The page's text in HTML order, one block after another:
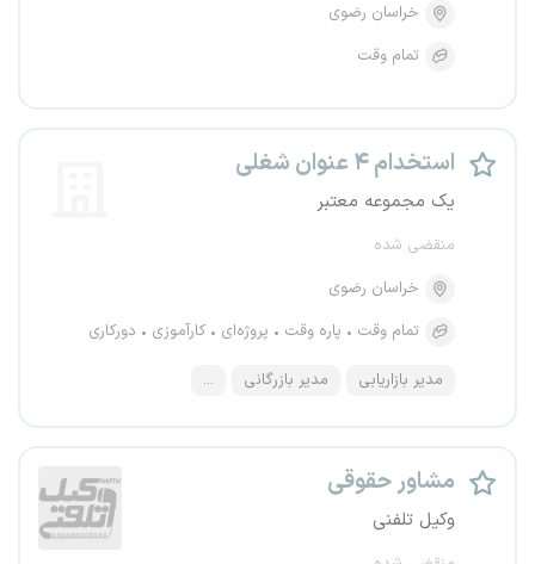
خراسان رضوی
تمام وقت
استخدام ۴ عنوان شغلی
یک مجموعه معتبر
منقضی شده
خراسان رضوی
تمام وقت
پاره وقت پروژه‌ای کارآموزی دورکاری
مدیر بازاریابی مدیر بازرگانی ...
مشاور حقوقی
وکیل تلفنی